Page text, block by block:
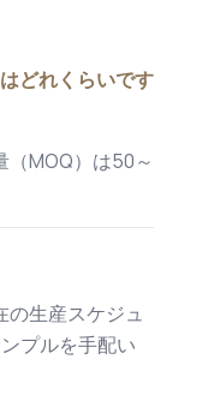
どれくらいです
MOQ）は50～
の生産スケジュ
プルを手配い